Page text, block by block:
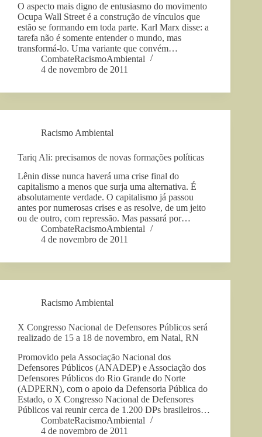
O aspecto mais digno de entusiasmo do movimento
Ocupa Wall Street é a construção de vínculos que
estão se formando em toda parte. Karl Marx disse: a
tarefa não é somente entender o mundo, mas
transformá-lo. Uma variante que convém…
CombateRacismoAmbiental
4 de novembro de 2011
Racismo Ambiental
Tariq Ali: precisamos de novas formações políticas
Lênin disse nunca haverá uma crise final do
capitalismo a menos que surja uma alternativa. É
absolutamente verdade. O capitalismo já passou
antes por numerosas crises e as resolve, de um jeito
ou de outro, com repressão. Mas passará por…
CombateRacismoAmbiental
4 de novembro de 2011
Racismo Ambiental
X Congresso Nacional de Defensores Públicos será
realizado de 15 a 18 de novembro, em Natal, RN
Promovido pela Associação Nacional dos
Defensores Públicos (ANADEP) e Associação dos
Defensores Públicos do Rio Grande do Norte
(ADPERN), com o apoio da Defensoria Pública do
Estado, o X Congresso Nacional de Defensores
Públicos vai reunir cerca de 1.200 DPs brasileiros…
CombateRacismoAmbiental
4 de novembro de 2011